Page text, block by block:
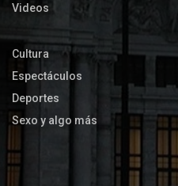
Videos
Cultura
Espectáculos
Deportes
Sexo y algo más